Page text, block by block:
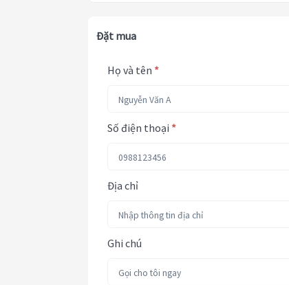
Đặt mua
Họ và tên *
Số điện thoại *
Địa chỉ
Ghi chú